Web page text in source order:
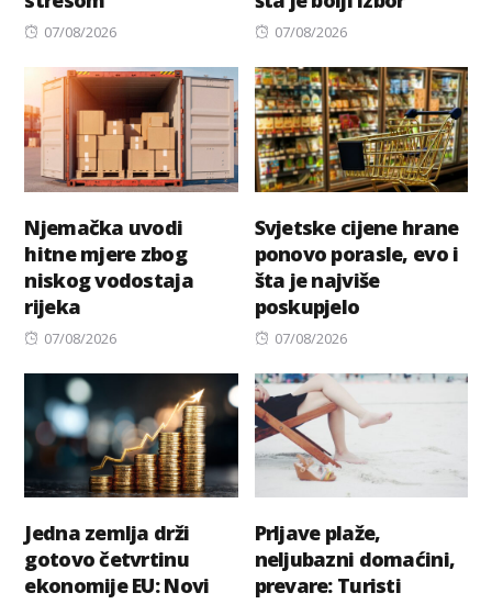
Posted
07/08/2026
Posted
07/08/2026
Njemačka uvodi
hitne mjere zbog
niskog vodostaja
rijeka
Posted
07/08/2026
Svjetske cijene hrane
ponovo porasle, evo i
šta je najviše
poskupjelo
Posted
07/08/2026
Jedna zemlja drži
gotovo četvrtinu
ekonomije EU: Novi
Prljave plaže,
neljubazni domaćini,
prevare: Turisti